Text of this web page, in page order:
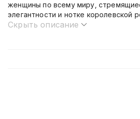
женщины по всему миру,
элегантности и нотке королевской
Скрыть описание